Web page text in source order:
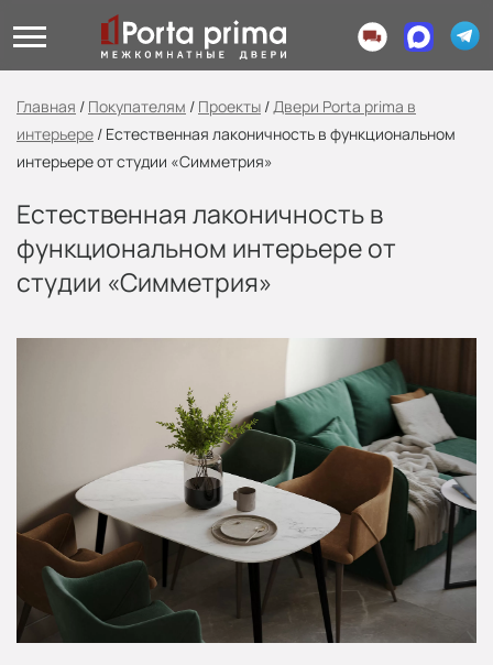
Главная / Покупателям / Проекты /Двери Porta prima в
интерьере / Естественная лаконичность в функциональном
интерьере от студии «Симметрия»
Естественная лаконичность в
функциональном интерьере от
студии «Симметрия»